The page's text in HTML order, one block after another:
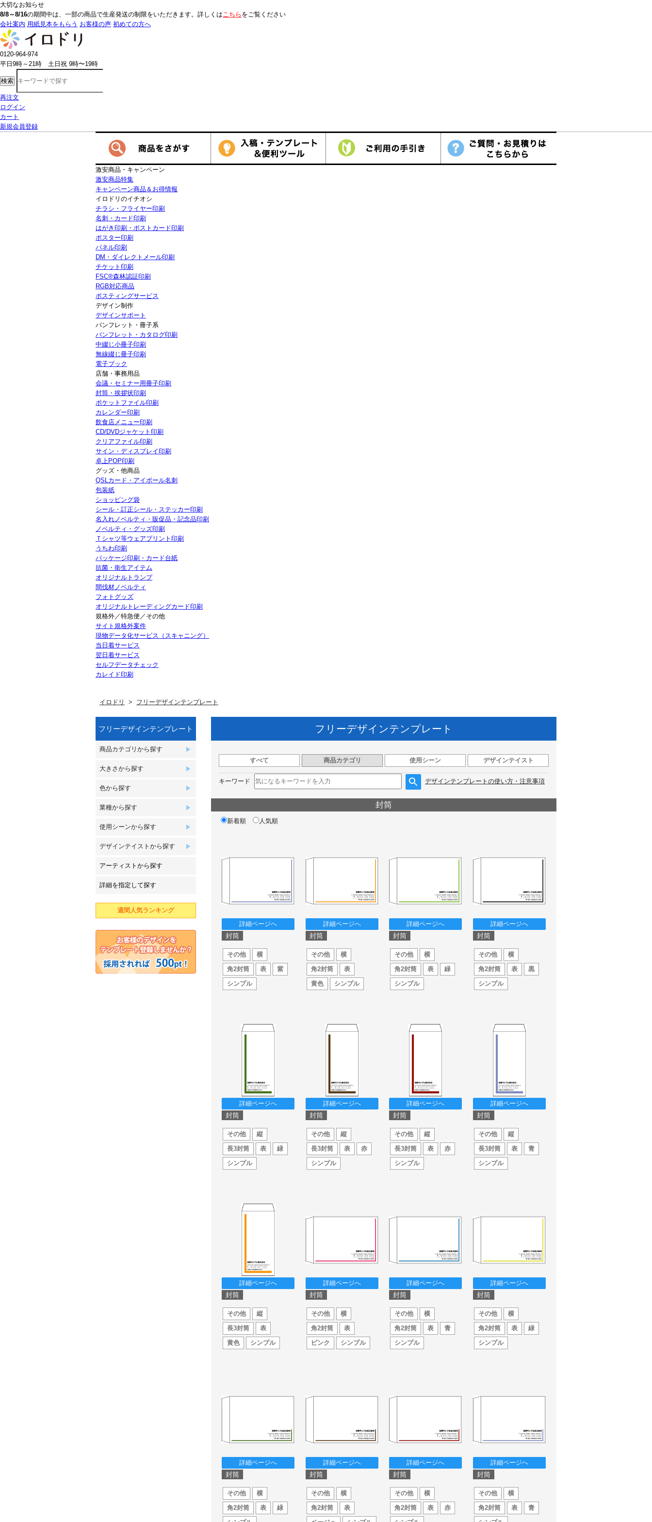
大切なお知らせ
8/8～8/16の期間中は、一部の商品で生産発送の制限をいただきます。詳しくはこちら をご覧ください
会社案内 用紙見本をもらう お客様の声 初めての方へ
0120-964-974
平日9時～21時 土日祝 9時〜19時
検索
再注文
ログイン
カート
新規会員登録
激安商品・キャンペーン
激安商品特集
キャンペーン商品＆お得情報
イロドリのイチオシ
チラシ・フライヤー印刷
名刺・カード印刷
はがき印刷・ポストカード印刷
ポスター印刷
パネル印刷
DM・ダイレクトメール印刷
チケット印刷
FSC®森林認証印刷
RGB対応商品
ポスティングサービス
デザイン制作
デザインサポート
パンフレット・冊子系
パンフレット・カタログ印刷
中綴じ小冊子印刷
無線綴じ冊子印刷
電子ブック
店舗・事務用品
会議・セミナー用冊子印刷
封筒・挨拶状印刷
ポケットファイル印刷
カレンダー印刷
飲食店メニュー印刷
CD/DVDジャケット印刷
クリアファイル印刷
サイン・ディスプレイ印刷
卓上POP印刷
グッズ・他商品
QSLカード・アイボール名刺
包装紙
ショッピング袋
シール・訂正シール・ステッカー印刷
名入れノベルティ・販促品・記念品印刷
ノベルティ・グッズ印刷
Ｔシャツ等ウェアプリント印刷
うちわ印刷
パッケージ印刷・カード台紙
抗菌・衛生アイテム
オリジナルトランプ
間伐材ノベルティ
フォトグッズ
オリジナルトレーディングカード印刷
規格外／特急便／その他
サイト規格外案件
現物データ化サービス（スキャニング）
当日着サービス
翌日着サービス
セルフデータチェック
カレイド印刷
イロドリ フリーデザインテンプレート
フリーデザインテンプレート
商品カテゴリから探す
大きさから探す
色から探す
業種から探す
使用シーンから探す
デザインテイストから探す
アーティストから探す
詳細を指定して探す
週間人気ランキング
フリーデザインテンプレート
すべて 商品カテゴリ 使用シーン デザインテイスト
キーワード デザインテンプレートの使い方・注意事項
封筒
新着順 人気順
詳細ページへ
封筒
その他
横
角2封筒
表
紫
シンプル
詳細ページへ
封筒
その他
横
角2封筒
表
黄色
シンプル
詳細ページへ
封筒
その他
横
角2封筒
表
緑
シンプル
詳細ページへ
封筒
その他
横
角2封筒
表
黒
シンプル
詳細ページへ
封筒
その他
縦
長3封筒
表
緑
シンプル
詳細ページへ
封筒
その他
縦
長3封筒
表
赤
シンプル
詳細ページへ
封筒
その他
縦
長3封筒
表
赤
シンプル
詳細ページへ
封筒
その他
縦
長3封筒
表
青
シンプル
詳細ページへ
封筒
その他
縦
長3封筒
表
黄色
シンプル
詳細ページへ
封筒
その他
横
角2封筒
表
ピンク
シンプル
詳細ページへ
封筒
その他
横
角2封筒
表
青
シンプル
詳細ページへ
封筒
その他
横
角2封筒
表
緑
シンプル
詳細ページへ
封筒
その他
横
角2封筒
表
緑
詳細ページへ
封筒
その他
横
角2封筒
表
詳細ページへ
封筒
その他
横
角2封筒
表
赤
詳細ページへ
封筒
その他
横
角2封筒
表
青